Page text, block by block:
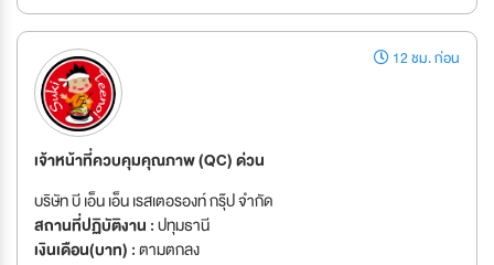
12 ชม. ก่อน
เจ้าหน้าที่ควบคุมคุณภาพ (QC) ด่วน
บริษัท บี เอ็น เอ็น เรสเตอรองท์ กรุ๊ป จำกัด
สถานที่ปฏิบัติงาน :ปทุมธานี
เงินเดือน(บาท) :ตามตกลง